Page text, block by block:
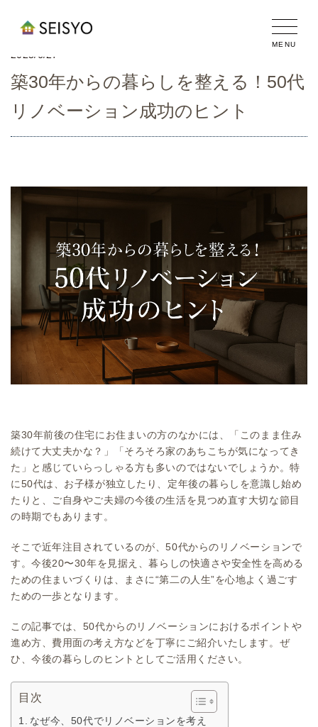
2025/6/27
築30年からの暮らしを整える！50代
リノベーション成功のヒント
築30年前後の住宅にお住まいの方のなかには、「このまま住み
続けて大丈夫かな？」「そろそろ家のあちこちが気になってき
た」と感じていらっしゃる方も多いのではないでしょうか。特
に50代は、お子様が独立したり、定年後の暮らしを意識し始め
たりと、ご自身やご夫婦の今後の生活を見つめ直す大切な節目
の時期でもあります。
そこで近年注目されているのが、50代からのリノベーションで
す。今後20〜30年を見据え、暮らしの快適さや安全性を高める
ための住まいづくりは、まさに“第二の人生”を心地よく過ごす
ための一歩となります。
この記事では、50代からのリノベーションにおけるポイントや
進め方、費用面の考え方などを丁寧にご紹介いたします。ぜ
ひ、今後の暮らしのヒントとしてご活用ください。
目次
なぜ今、50代でリノベーションを考え